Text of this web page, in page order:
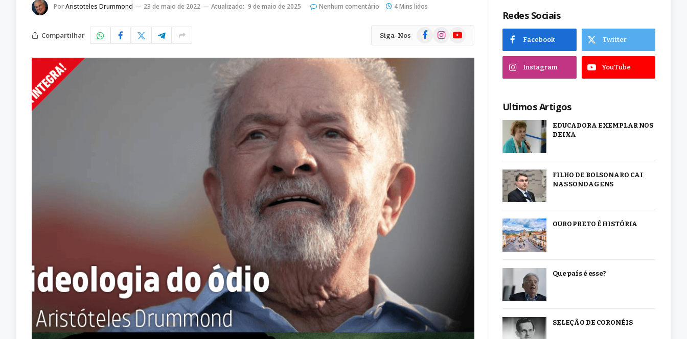
PorAristoteles Drummond 23 de maio de 2022 Atualizado: 9 de maio de 2025 Nenhum comentário 4 Mins lidos
Compartilhar Siga-Nos FacebookInstagramYouTube
Redes Sociais
Facebook Twitter
Instagram YouTube
Ultimos Artigos
EDUCADORA EXEMPLAR NOS
DEIXA
FILHO DE BOLSONARO CAI
NAS SONDAGENS
OURO PRETO É HISTÓRIA
Que país é esse?
SELEÇÃO DE CORONÉIS